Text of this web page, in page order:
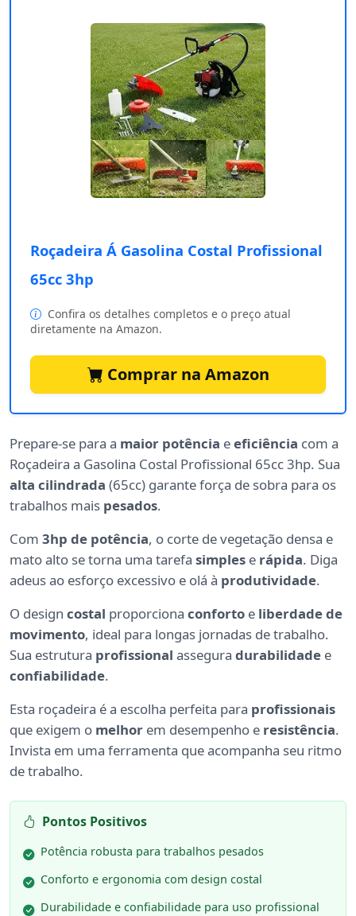
Roçadeira Á Gasolina Costal Profissional
65cc 3hp
Confira os detalhes completos e o preço atual
diretamente na Amazon.
Comprar na Amazon
Prepare-se para a maior potência eeficiência com a
Roçadeira a Gasolina Costal Profissional 65cc 3hp. Sua
alta cilindrada (65cc) garante força de sobra para os
trabalhos mais pesados.
Com 3hp de potência, o corte de vegetação densa e
mato alto se torna uma tarefa simples e rápida. Diga
adeus ao esforço excessivo e olá à produtividade.
O design costal proporciona conforto e liberdade de
movimento, ideal para longas jornadas de trabalho.
Sua estrutura profissional assegura durabilidade e
confiabilidade.
Esta roçadeira é a escolha perfeita para profissionais
que exigem o melhor em desempenho e resistência.
Invista em uma ferramenta que acompanha seu ritmo
de trabalho.
Pontos Positivos
Potência robusta para trabalhos pesados
Conforto e ergonomia com design costal
Durabilidade e confiabilidade para uso profissional